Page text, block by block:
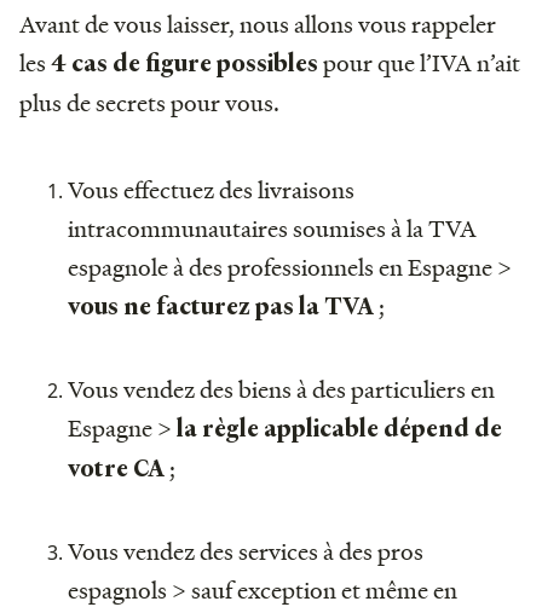
Avant de vous laisser, nous allons vous rappeler
les 4 cas de figure possibles pour que l’IVA n’ait
plus de secrets pour vous.
Vous effectuez des livraisons
intracommunautaires soumises à la TVA
espagnole à des professionnels en Espagne >
vous ne facturez pas la TVA ;
Vous vendez des biens à des particuliers en
Espagne > la règle applicable dépend de
votre CA ;
Vous vendez des services à des pros
espagnols > sauf exception et même en